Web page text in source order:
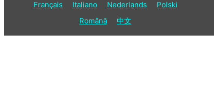
Français
Italiano Nederlands
Polski
Română
中文